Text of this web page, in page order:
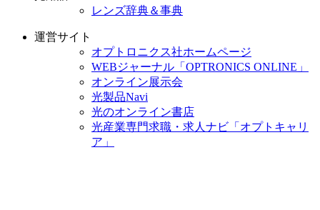
レンズ辞典＆事典
運営サイト
オプトロニクス社ホームページ
WEBジャーナル「OPTRONICS ONLINE」
オンライン展示会
光製品Navi
光のオンライン書店
光産業専門求職・求人ナビ「オプトキャリ
ア」